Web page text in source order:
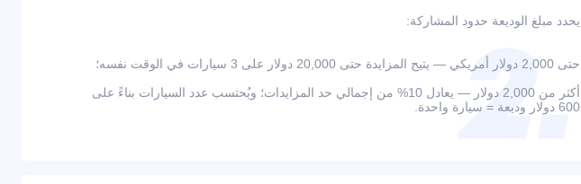
يحدد مبلغ الوديعة حدود المشاركة:
حتى 2,000 دولار أمريكي — يتيح المزايدة حتى 20,000 دولار على 3 سيارات في الوقت نفسه؛
أكثر من 2,000 دولار — يعادل 10% من إجمالي حد المزايدات؛ ويُحتسب عدد السيارات بناءً على
600 دولار وديعة = سيارة واحدة.